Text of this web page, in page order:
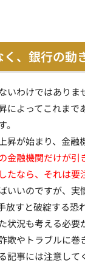
、銀行の動
いわけではありま
によってこれまで
昇が始まり、金融
金融機関だけが引
たなら、それは要
いいのですが、実
放すと破綻する恐
状況も考える必要
欺やトラブルに巻
記事には注意して